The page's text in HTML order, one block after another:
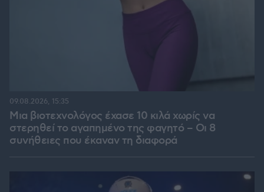
Μια βιοτεχνολόγος έχασε 10 κιλά χωρίς να
στερηθεί το αγαπημένο της φαγητό – Οι 8
συνήθειες που έκαναν τη διαφορά
09.08.2026, 15:35